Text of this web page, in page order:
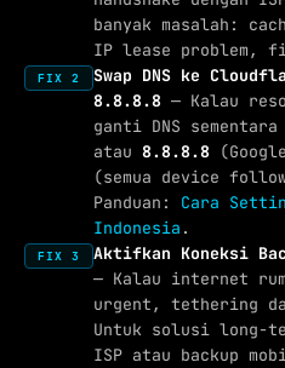
banyak masalah:
IP lease problem,
FIX 2
Swap DNS ke
8.8.8.8 — Kalau
ganti DNS sementara
atau 8.8.8.8
(semua device
Panduan: Cara
Indonesia .
FIX 3
Aktifkan Koneksi
— Kalau internet
urgent, tethering
Untuk solusi long-
ISP atau backup